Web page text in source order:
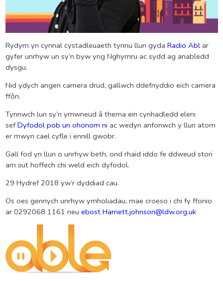
Rydym yn cynnal cystadleuaeth tynnu llun gyda Radio Ablar
gyfer unrhyw un sy’n byw yng Nghymru ac sydd ag anabledd
dysgu.
Nid ydych angen camera drud, gallwch ddefnyddio eich camera
ffôn.
Tynnwch lun sy’n ymwneud â thema ein cynhadledd eleni
sefDyfodol pob un ohonom ni ac wedyn anfonwch y llun atom
er mwyn cael cyfle i ennill gwobr.
Gall fod yn llun o unrhyw beth, ond rhaid iddo fe ddweud stori
am sut hoffech chi weld eich dyfodol.
29 Hydref 2018 yw’r dyddiad cau.
Os oes gennych unrhyw ymholiadau, mae croeso i chi fy ffonio
ar 0292068 1161 neu ebost Harriett.johnson@ldw.org.uk